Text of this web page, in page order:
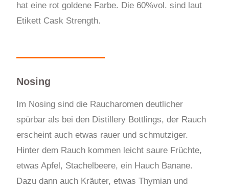
hat eine rot goldene Farbe. Die 60%vol. sind laut
Etikett Cask Strength.
Nosing
Im Nosing sind die Raucharomen deutlicher
spürbar als bei den Distillery Bottlings, der Rauch
erscheint auch etwas rauer und schmutziger.
Hinter dem Rauch kommen leicht saure Früchte,
etwas Apfel, Stachelbeere, ein Hauch Banane.
Dazu dann auch Kräuter, etwas Thymian und